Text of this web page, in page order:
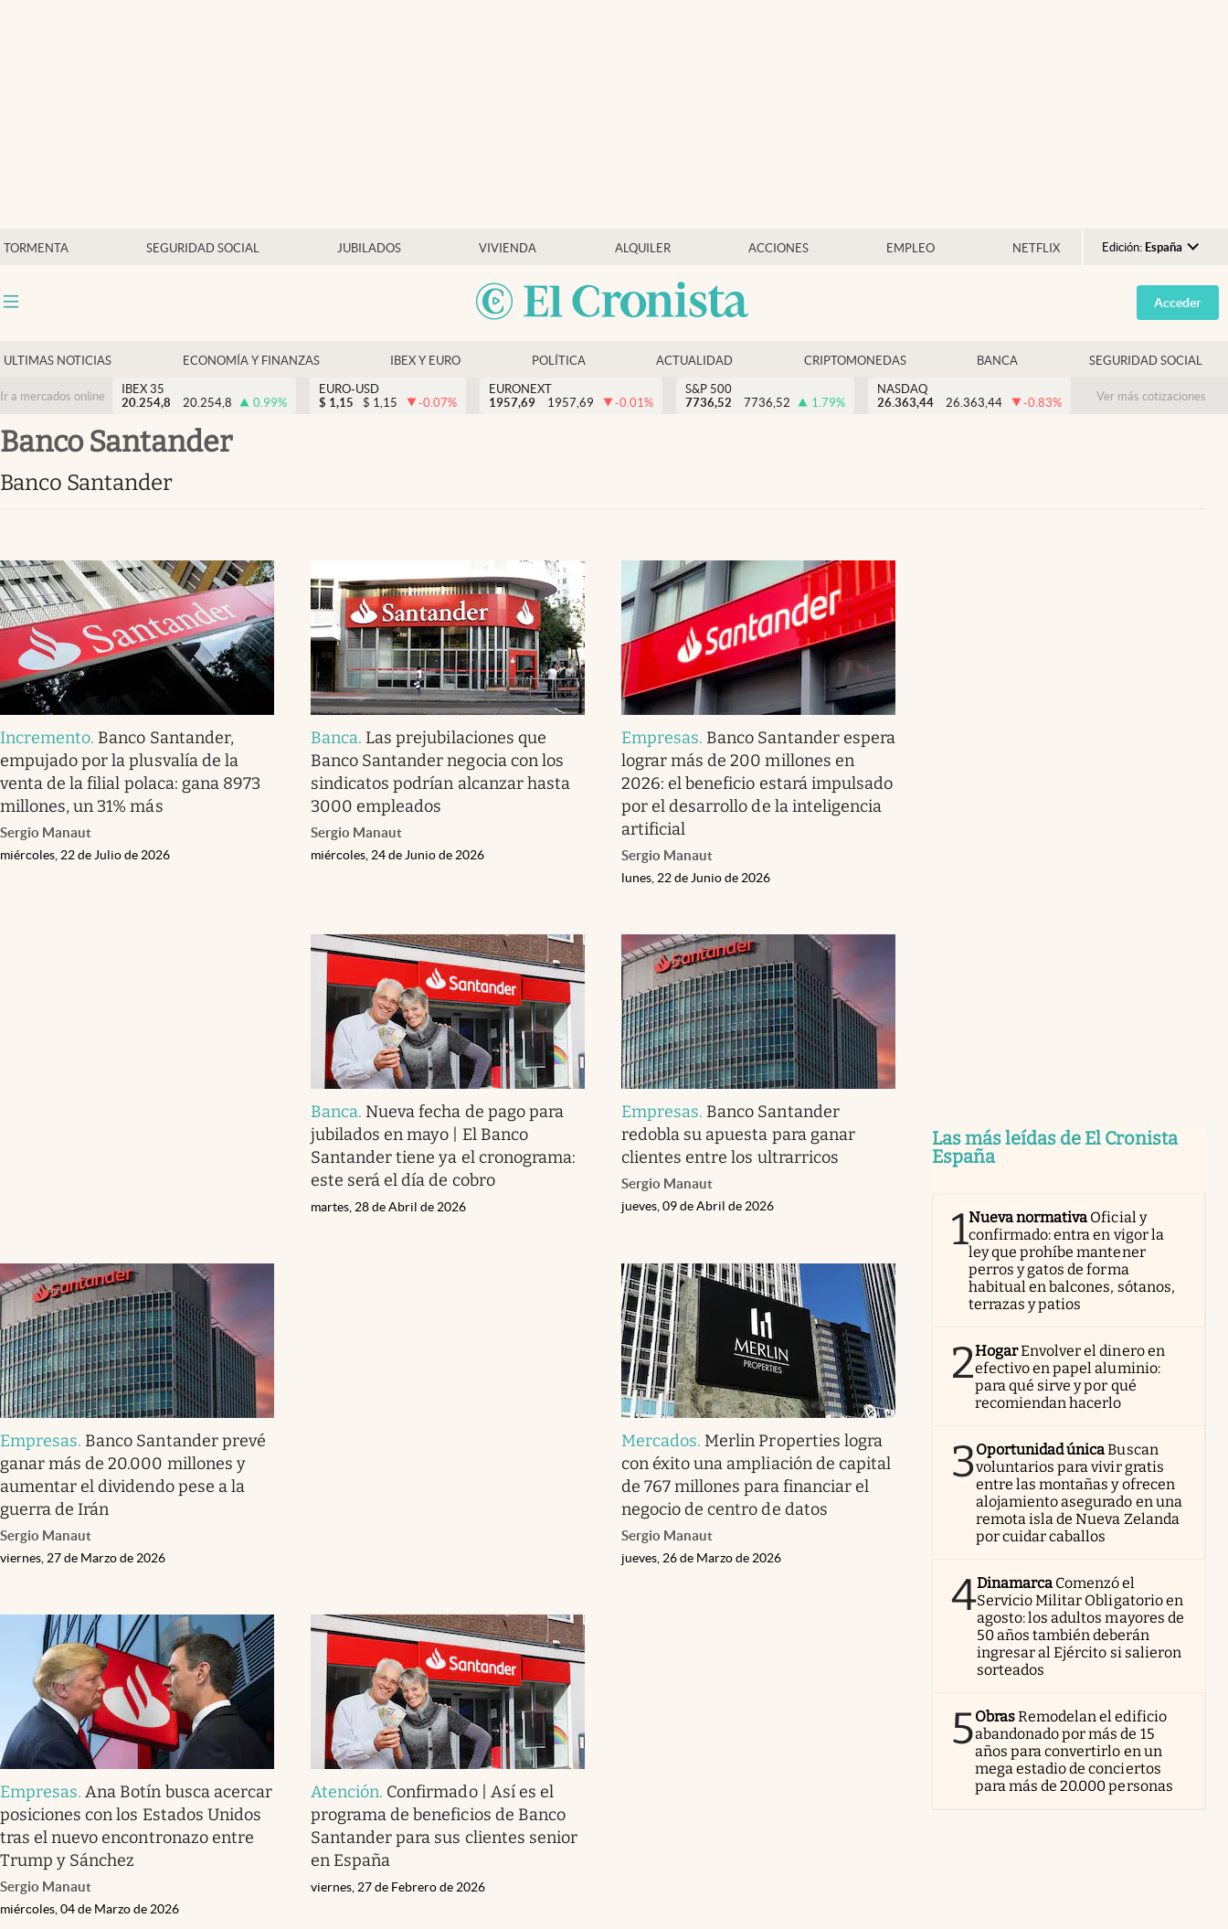
TORMENTA SEGURIDAD SOCIAL JUBILADOS VIVIENDA ALQUILER ACCIONES EMPLEO NETFLIX Edición: España
Argentina
España
USA
Colombia
Acceder
ULTIMAS NOTICIAS ECONOMÍA Y FINANZAS IBEX Y EURO POLÍTICA ACTUALIDAD CRIPTOMONEDAS BANCA SEGURIDAD SOCIAL
Ir a mercados online
IBEX 35
20.254,8
20.254,8 0.99%
EURO-USD
$ 1,15 $ 1,15 -0.07%
EURONEXT
1957,69
1957,69 -0.01%
S&P 500
7736,52
7736,52 1.79%
NASDAQ
26.363,44
26.363,44 -0.83% Ver más cotizaciones
Banco Santander
Banco Santander
Incremento. Banco Santander,
empujado por la plusvalía de la
venta de la filial polaca: gana 8973
millones, un 31% más
Sergio Manaut
miércoles, 22 de Julio de 2026
Banca. Las prejubilaciones que
Banco Santander negocia con los
sindicatos podrían alcanzar hasta
3000 empleados
Sergio Manaut
miércoles, 24 de Junio de 2026
Empresas. Banco Santander espera
lograr más de 200 millones en
2026: el beneficio estará impulsado
por el desarrollo de la inteligencia
artificial
Sergio Manaut
lunes, 22 de Junio de 2026
Banca. Nueva fecha de pago para
jubilados en mayo | El Banco
Santander tiene ya el cronograma:
este será el día de cobro
martes, 28 de Abril de 2026
Empresas. Banco Santander
redobla su apuesta para ganar
clientes entre los ultrarricos
Sergio Manaut
jueves, 09 de Abril de 2026
Empresas. Banco Santander prevé
ganar más de 20.000 millones y
aumentar el dividendo pese a la
guerra de Irán
Sergio Manaut
viernes, 27 de Marzo de 2026
Mercados. Merlin Properties logra
con éxito una ampliación de capital
de 767 millones para financiar el
negocio de centro de datos
Sergio Manaut
jueves, 26 de Marzo de 2026
Empresas.Ana Botín busca acercar
posiciones con los Estados Unidos
tras el nuevo encontronazo entre
Trump y Sánchez
Sergio Manaut
miércoles, 04 de Marzo de 2026
Atención. Confirmado | Así es el
programa de beneficios de Banco
Santander para sus clientes senior
en España
viernes, 27 de Febrero de 2026
Las más leídas de El Cronista
España
1Nueva normativa Oficial y
confirmado: entra en vigor la
ley que prohíbe mantener
perros y gatos de forma
habitual en balcones, sótanos,
terrazas y patios
2HogarEnvolver el dinero en
efectivo en papel aluminio:
para qué sirve y por qué
recomiendan hacerlo
3Oportunidad únicaBuscan
voluntarios para vivir gratis
entre las montañas y ofrecen
alojamiento asegurado en una
remota isla de Nueva Zelanda
por cuidar caballos
4Dinamarca Comenzó el
Servicio Militar Obligatorio en
agosto: los adultos mayores de
50 años también deberán
ingresar al Ejército si salieron
sorteados
5ObrasRemodelan el edificio
abandonado por más de 15
años para convertirlo en un
mega estadio de conciertos
para más de 20.000 personas